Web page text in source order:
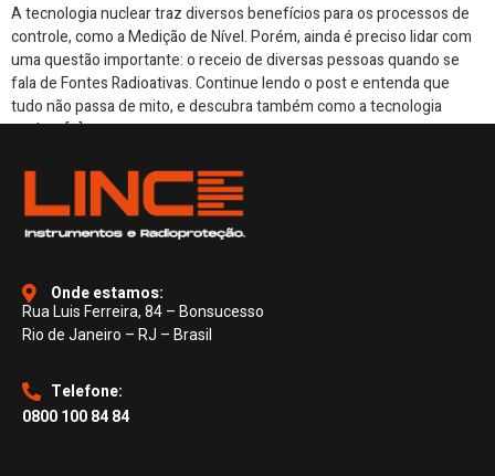
A tecnologia nuclear traz diversos benefícios para os processos de
controle, como a Medição de Nível. Porém, ainda é preciso lidar com
uma questão importante: o receio de diversas pessoas quando se
fala de Fontes Radioativas. Continue lendo o post e entenda que
tudo não passa de mito, e descubra também como a tecnologia
nuclear […]
Onde estamos:
Rua Luis Ferreira, 84 – Bonsucesso
Rio de Janeiro – RJ – Brasil
Telefone:
0800 100 84 84